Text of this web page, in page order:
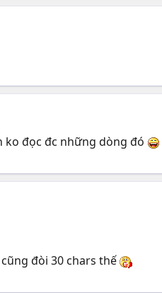
ko đọc đc những dòng đó
đòi 30 chars thế